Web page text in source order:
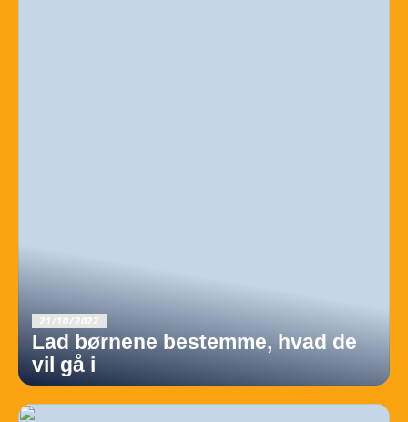
21/10/2022
Lad børnene bestemme, hvad de
vil gå i